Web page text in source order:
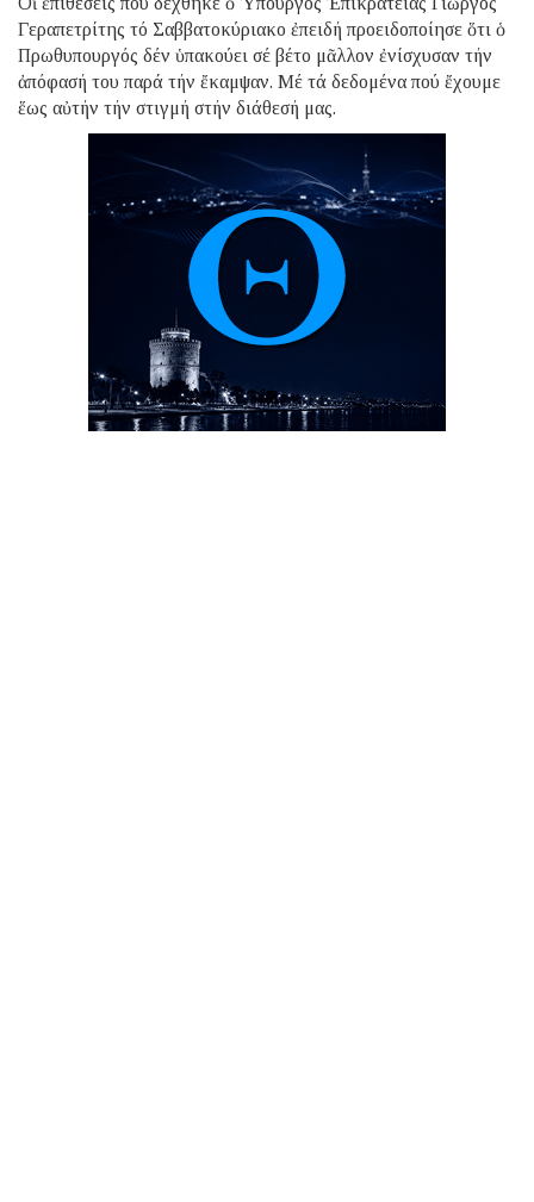
Γεραπετρίτης τό Σαββατοκύριακο ἐπειδή προειδοποίησε ὅτι ὁ
Πρωθυπουργός δέν ὑπακούει σέ βέτο μᾶλλον ἐνίσχυσαν τήν
ἀπόφασή του παρά τήν ἔκαμψαν. Μέ τά δεδομένα πού ἔχουμε
ἕως αὐτήν τήν στιγμή στήν διάθεσή μας.